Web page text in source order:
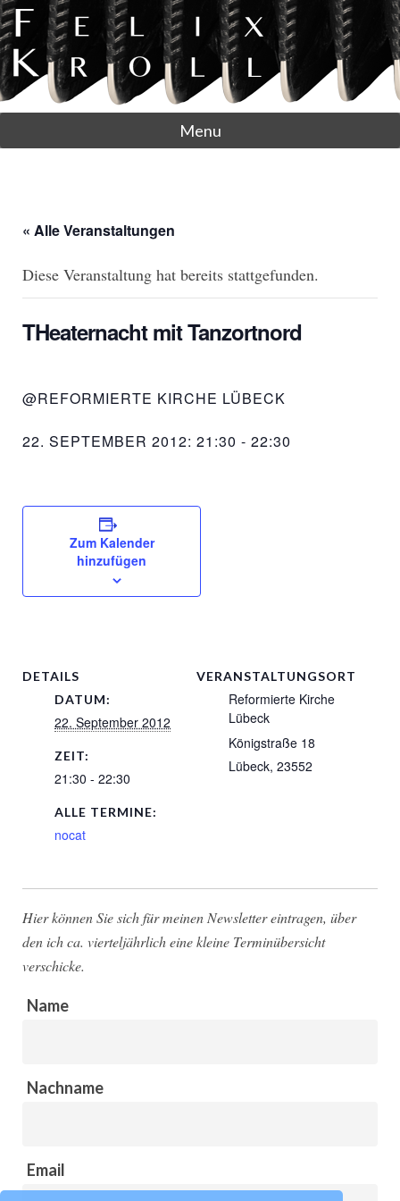
Menu
« Alle Veranstaltungen
Diese Veranstaltung hat bereits stattgefunden.
THeaternacht mit Tanzortnord
@REFORMIERTE KIRCHE LÜBECK
22. SEPTEMBER 2012: 21:30 - 22:30
Zum Kalender
hinzufügen
DETAILS
DATUM:
22. September 2012
ZEIT:
21:30 - 22:30
ALLE TERMINE:
nocat
VERANSTALTUNGSORT
Reformierte Kirche
Lübeck
Königstraße 18
Lübeck, 23552
Hier können Sie sich für meinen Newsletter eintragen, über
den ich ca. vierteljährlich eine kleine Terminübersicht
verschicke.
Name
Nachname
Email